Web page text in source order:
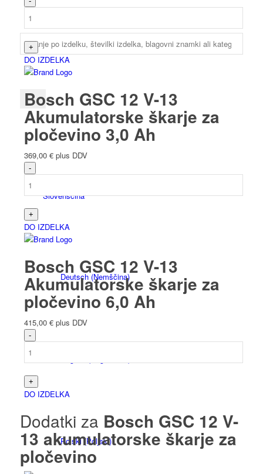
Slovenščina
Deutsch(Nemščina)
Polski(Poljski)
DO IZDELKA
Bosch GSC 12 V-13
Akumulatorske škarje za
pločevino 3,0 Ah
369,00 € plus DDV
DO IZDELKA
Bosch GSC 12 V-13
Akumulatorske škarje za
pločevino 6,0 Ah
415,00 € plus DDV
DO IZDELKA
Dodatki za Bosch GSC 12 V-
13 akumulatorske škarje za
pločevino